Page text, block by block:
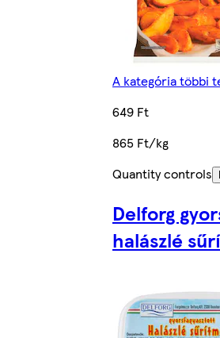
A kategória többi
649 Ft
865 Ft/kg
Quantity controls
Delforg
halászlé